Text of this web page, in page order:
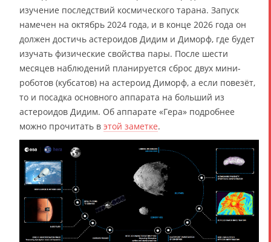
изучение последствий космического тарана. Запуск
намечен на октябрь 2024 года, и в конце 2026 года он
должен достичь астероидов Дидим и Диморф, где будет
изучать физические свойства пары. После шести
месяцев наблюдений планируется сброс двух мини-
роботов (кубсатов) на астероид Диморф, а если повезёт,
то и посадка основного аппарата на больший из
астероидов Дидим. Об аппарате «Гера» подробнее
можно прочитать в этой заметке.